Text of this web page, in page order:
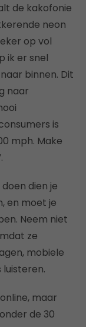
de kakofonie
neon
op vol
ik er snel
binnen. Dit
naar
is
mph. Make
dien je
en moet je
Neem niet
ze
mobiele
maar
de 30